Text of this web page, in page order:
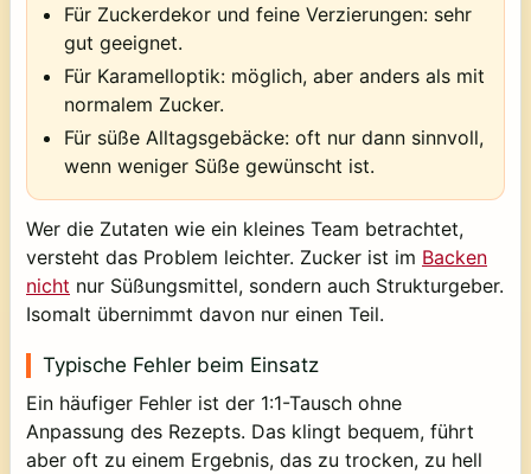
Für Zuckerdekor und feine Verzierungen: sehr
gut geeignet.
Für Karamelloptik: möglich, aber anders als mit
normalem Zucker.
Für süße Alltagsgebäcke: oft nur dann sinnvoll,
wenn weniger Süße gewünscht ist.
Wer die Zutaten wie ein kleines Team betrachtet,
versteht das Problem leichter. Zucker ist im Backen
nicht nur Süßungsmittel, sondern auch Strukturgeber.
Isomalt übernimmt davon nur einen Teil.
Typische Fehler beim Einsatz
Ein häufiger Fehler ist der 1:1-Tausch ohne
Anpassung des Rezepts. Das klingt bequem, führt
aber oft zu einem Ergebnis, das zu trocken, zu hell